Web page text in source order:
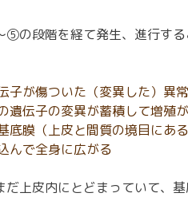
の段階を経て発生、進行する
が傷ついた（変異した）異
伝子の変異が蓄積して増殖
膜（上皮と間質の境目にあ
んで全身に広がる
上皮内にとどまっていて、